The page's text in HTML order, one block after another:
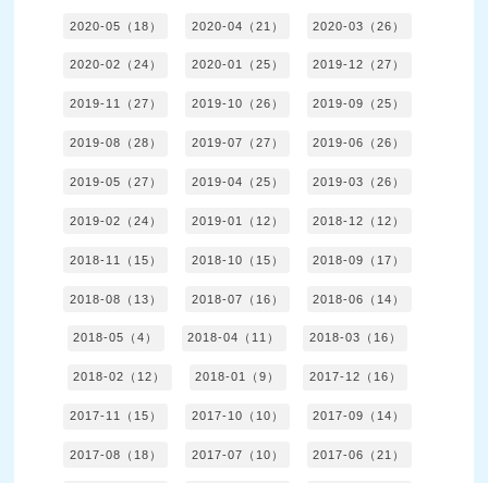
2020-05（18） 2020-04（21） 2020-03（26）
2020-02（24） 2020-01（25） 2019-12（27）
2019-11（27） 2019-10（26） 2019-09（25）
2019-08（28） 2019-07（27） 2019-06（26）
2019-05（27） 2019-04（25） 2019-03（26）
2019-02（24） 2019-01（12） 2018-12（12）
2018-11（15） 2018-10（15） 2018-09（17）
2018-08（13） 2018-07（16） 2018-06（14）
2018-05（4） 2018-04（11） 2018-03（16）
2018-02（12） 2018-01（9） 2017-12（16）
2017-11（15） 2017-10（10） 2017-09（14）
2017-08（18） 2017-07（10） 2017-06（21）